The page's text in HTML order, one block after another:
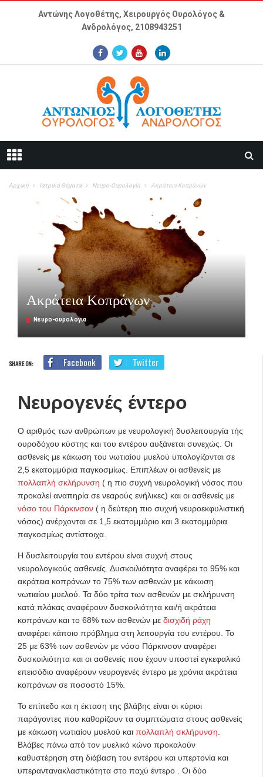
Αντώνης Λογοθέτης, Χειρουργός Ουρολόγος &
Ανδρολόγος, 2108943251
Αρχική Ιατρικά Θέματα Νευρο-Ουρολογία Ακράτεια Κοπράνων
Ακράτεια Κοπράνων
Νευρο-ουρολογία
SHARE ON: Facebook Twitter
Νευρογενές έντερο
Ο αριθμός των ανθρώπων με νευρολογική δυσλειτουργία τής
ουροδόχου κύστης και του εντέρου αυξάνεται συνεχώς. Οι
ασθενείς με κάκωση του νωτιαίου μυελού υπολογίζονται σε
2,5 εκατομμύρια παγκοσμίως. Επιπλέων οι ασθενείς με
πολλαπλή σκλήρυνση ( η πιο συχνή νευρολογική νόσος που
προκαλεί αναπηρία σε νεαρούς ενήλικες) και οι ασθενείς με
νόσο του Πάρκινσον ( η δεύτερη πιο συχνή νευροεκφυλιστική
νόσος) ανέρχονται σε 1,5 εκατομμύριο και 3 εκατομμύρια
παγκοσμίως αντίστοιχα.
Η δυσλειτουργία του εντέρου είναι συχνή στους
νευρολογικούς ασθενείς. Δυσκοιλιότητα αναφέρει το 95% και
ακράτεια κοπράνων το 75% των ασθενών με κάκωση
νωτιαίου μυελού. Τα δύο τρίτα των ασθενών με σκλήρυνση
κατά πλάκας αναφέρουν δυσκοιλιότητα και/ή ακράτεια
κοπράνων και το 68% των ασθενών με δισχιδή ράχη
αναφέρει κάποιο πρόβλημα στη λειτουργία του εντέρου. Το
25 με 63% των ασθενών με νόσο Πάρκινσον αναφέρει
δυσκοιλιότητα και οι ασθενείς που έχουν υποστεί εγκεφαλικό
επεισόδιο αναφέρουν νευρογενές έντερο με χρόνια ακράτεια
κοπράνων σε ποσοστό 15%.
Το επίπεδο και η έκταση της βλάβης είναι οι κύριοι
παράγοντες που καθορίζουν τα συμπτώματα στους ασθενείς
με κάκωση νωτιαίου μυελού και πολλαπλή σκλήρυνση
Βλάβες πάνω από τον μυελικό κώνο προκαλούν
καθυστέρηση στη διάβαση του εντέρου και υπερτονία και
υπεραντανακλαστικότητα στο παχύ έντερο . Οι δύο